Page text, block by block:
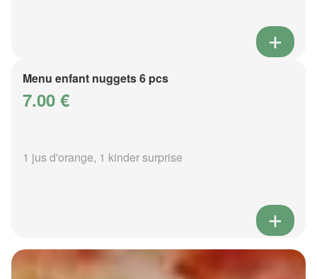
Menu enfant nuggets 6 pcs
7.00 €
1 jus d'orange, 1 kinder surprise